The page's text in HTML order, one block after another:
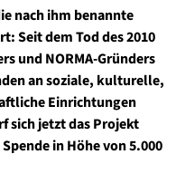
nach ihm benannte
Seit dem Tod des 2010
und NORMA-Gründers
an soziale, kulturelle,
Einrichtungen
sich jetzt das Projekt
in Höhe von 5.000